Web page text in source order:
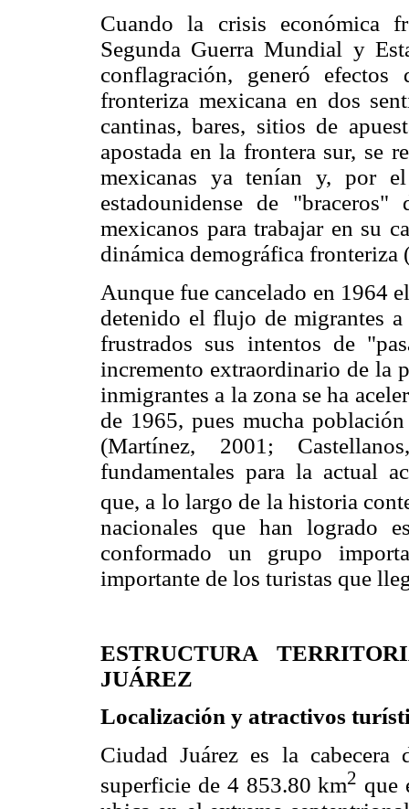
Cuando la crisis económica
Segunda Guerra Mundial y
conflagración, generó
fronteriza mexicana en dos
cantinas, bares, sitios de
apostada en la frontera sur, se
mexicanas ya tenían y, por
estadounidense de
mexicanos para trabajar en su
dinámica demográfica
Aunque fue cancelado en 1964
detenido el flujo de migrantes
frustrados sus intentos de
incremento extraordinario de la
inmigrantes a la zona se ha
de 1965, pues mucha
(Martínez, 2001;
fundamentales para la actual
que, a lo largo de la historia
nacionales que han logrado
conformado un grupo
importante de los turistas que
ESTRUCTURA
JUÁREZ
Localización y atractivos
Ciudad Juárez es la
superficie de 4 853.80 km2 que